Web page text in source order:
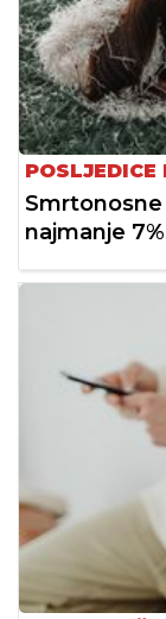
POSLJEDICE
najmanje